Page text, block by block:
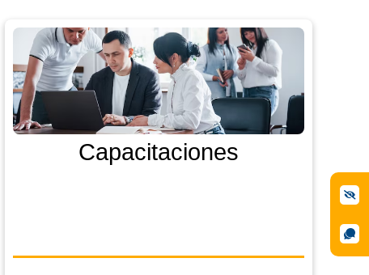
Capacitaciones